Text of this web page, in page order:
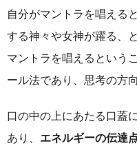
自分がマントラを唱える
する神々や女神が躍る、
マントラを唱えるというこ
ール法であり、思考の方
口の中の上にあたる口蓋に
あり、 エネルギーの伝達